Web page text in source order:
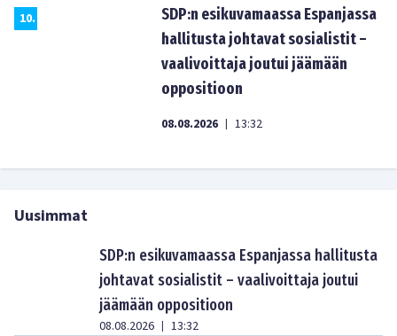
10.
SDP:n esikuvamaassa Espanjassa
hallitusta johtavat sosialistit –
vaalivoittaja joutui jäämään
oppositioon
08.08.2026 | 13:32
Uusimmat
SDP:n esikuvamaassa Espanjassa hallitusta
johtavat sosialistit – vaalivoittaja joutui
jäämään oppositioon
08.08.2026 | 13:32